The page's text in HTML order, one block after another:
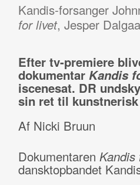
Kandis-forsanger
for livet, Jesper
Efter tv-premiere
dokumentar Kandis
iscenesat. DR
sin ret til
Af Nicki Bruun
Dokumentaren Kandis
dansktopbandet